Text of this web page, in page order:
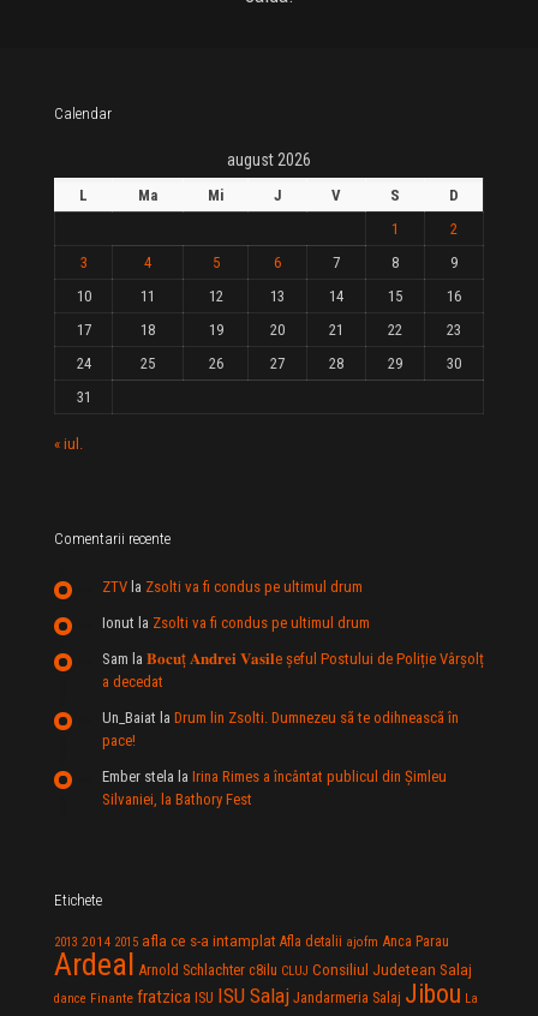
Calendar
august 2026
L Ma Mi J V S
D
1
2
3
4 5 6 7 8
9
10
11 12 13 14 15
16
17
18 19 20 21 22
23
24
25 26 27 28 29
30
31
« iul.
Comentarii recente
ZTV la Zsolti va fi condus pe ultimul drum
Ionut la Zsolti va fi condus pe ultimul drum
Sam la 𝐁𝐨𝐜𝐮ț 𝐀𝐧𝐝𝐫𝐞𝐢 𝐕𝐚𝐬𝐢𝐥e şeful Postului de Poliție Vârșolț
a decedat
Un_Baiat la Drum lin Zsolti. Dumnezeu sã te odihneascã în
pace!
Ember stela la Irina Rimes a încântat publicul din Şimleu
Silvaniei, la Bathory Fest
Etichete
2013 2014 2015 afla ce s-a intamplat Afla detalii ajofm Anca Parau
Ardeal Arnold Schlachter c8ilu CLUJ Consiliul Judetean Salaj
dance Finante fratzica ISU ISU Salaj Jandarmeria Salaj Jibou La